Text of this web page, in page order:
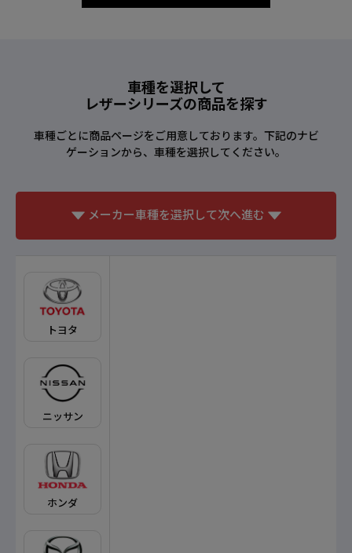
車種を選択して
レザーシリーズの商品を探す
車種ごとに商品ページをご用意しております。下記のナビ
ゲーションから、車種を選択してください。
メーカー車種を選択して次へ進む
トヨタ
ニッサン
ホンダ